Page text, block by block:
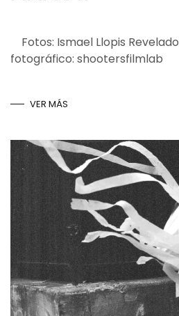
Fotos: Ismael Llopis Revelado
fotográfico: shootersfilmlab
VER MÁS